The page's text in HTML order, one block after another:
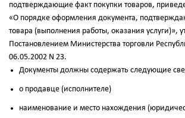
подтверждающие факт покупки товаров,
«О порядке оформления документа,
товара (выполнения работы, оказания услуги)»,
Постановлением Министерства торговли
06.05.2002 N 23.
Документы должны содержать следующие
о продавце (исполнителе)
наименование и место нахождения